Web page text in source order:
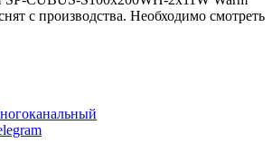
с производства. Необходимо смотреть